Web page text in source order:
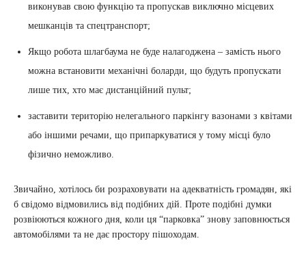
виконував свою функцію та пропускав виключно місцевих
мешканців та спецтранспорт;
Якщо робота шлагбаума не буде налагоджена – замість нього
можна встановити механічні боларди, що будуть пропускати
лише тих, хто має дистанційний пульт;
заставити територію нелегального паркінгу вазонами з квітами
або іншими речами, що припаркуватися у тому місці було
фізично неможливо.
Звичайно, хотілось би розраховувати на адекватність громадян, які
б свідомо відмовились від подібних дій. Проте подібні думки
розвіюються кожного дня, коли ця “парковка” знову заповнюється
автомобілями та не дає простору пішоходам.